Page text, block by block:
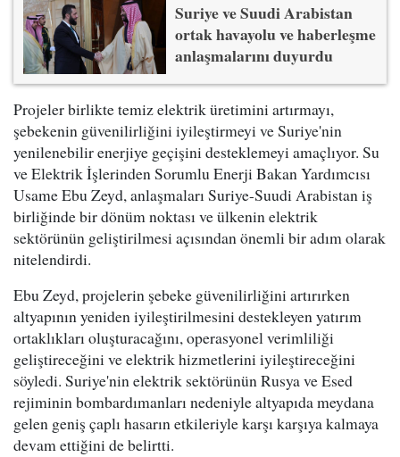
Suriye ve Suudi Arabistan
ortak havayolu ve haberleşme
anlaşmalarını duyurdu
Projeler birlikte temiz elektrik üretimini artırmayı,
şebekenin güvenilirliğini iyileştirmeyi ve Suriye'nin
yenilenebilir enerjiye geçişini desteklemeyi amaçlıyor. Su
ve Elektrik İşlerinden Sorumlu Enerji Bakan Yardımcısı
Usame Ebu Zeyd, anlaşmaları Suriye-Suudi Arabistan iş
birliğinde bir dönüm noktası ve ülkenin elektrik
sektörünün geliştirilmesi açısından önemli bir adım olarak
nitelendirdi.
Ebu Zeyd, projelerin şebeke güvenilirliğini artırırken
altyapının yeniden iyileştirilmesini destekleyen yatırım
ortaklıkları oluşturacağını, operasyonel verimliliği
geliştireceğini ve elektrik hizmetlerini iyileştireceğini
söyledi. Suriye'nin elektrik sektörünün Rusya ve Esed
rejiminin bombardımanları nedeniyle altyapıda meydana
gelen geniş çaplı hasarın etkileriyle karşı karşıya kalmaya
devam ettiğini de belirtti.